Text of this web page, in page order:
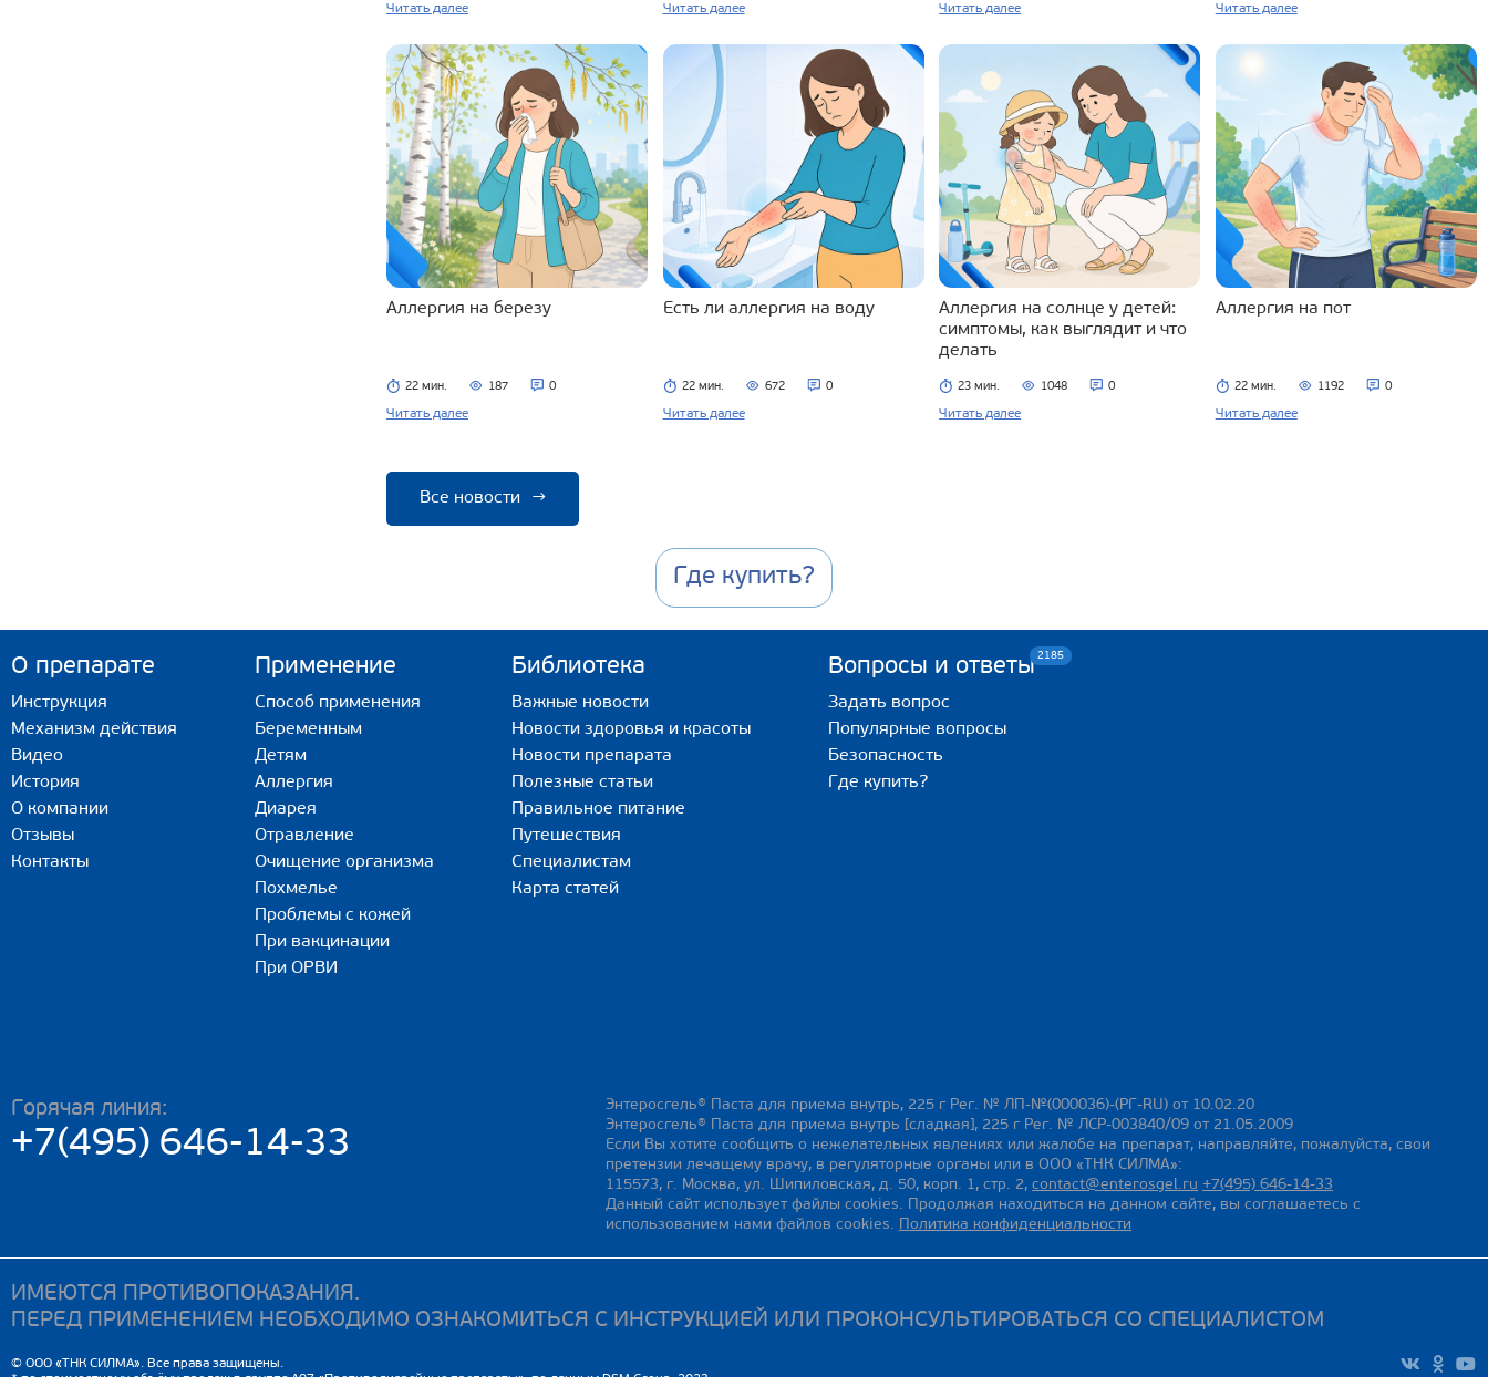
Читать далее Читать далее Читать далее Читать далее
Аллергия на березу
22 мин. 187 0
Читать далее
Есть ли аллергия на воду
22 мин. 672 0
Читать далее
Аллергия на солнце у детей:
симптомы, как выглядит и что
делать
23 мин. 1048 0
Читать далее
Аллергия на пот
22 мин. 1192 0
Читать далее
Все новости →
Где купить?
О препарате
Инструкция
Механизм действия
Видео
История
О компании
Отзывы
Контакты
Применение
Способ применения
Беременным
Детям
Аллергия
Диарея
Отравление
Очищение организма
Похмелье
Проблемы с кожей
При вакцинации
При ОРВИ
Библиотека
Важные новости
Новости здоровья и красоты
Новости препарата
Полезные статьи
Правильное питание
Путешествия
Специалистам
Карта статей
Вопросы и ответы2185
Задать вопрос
Популярные вопросы
Безопасность
Где купить?
Горячая линия:
+7(495) 646-14-33
Энтеросгель® Паста для приема внутрь, 225 г Рег. № ЛП-№(000036)-(РГ-RU) от 10.02.20
Энтеросгель® Паста для приема внутрь [сладкая], 225 г Рег. № ЛСР-003840/09 от 21.05.2009
Если Вы хотите сообщить о нежелательных явлениях или жалобе на препарат, направляйте, пожалуйста, свои
претензии лечащему врачу, в регуляторные органы или в ООО «ТНК СИЛМА»:
115573, г. Москва, ул. Шипиловская, д. 50, корп. 1, стр. 2, contact@enterosgel.ru +7(495) 646-14-33
Данный сайт использует файлы cookies. Продолжая находиться на данном сайте, вы соглашаетесь с
использованием нами файлов cookies. Политика конфиденциальности
ИМЕЮТСЯ ПРОТИВОПОКАЗАНИЯ.
ПЕРЕД ПРИМЕНЕНИЕМ НЕОБХОДИМО ОЗНАКОМИТЬСЯ С ИНСТРУКЦИЕЙ ИЛИ ПРОКОНСУЛЬТИРОВАТЬСЯ СО СПЕЦИАЛИСТОМ
© ООО «ТНК СИЛМА». Все права защищены.